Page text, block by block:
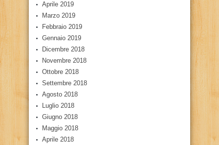
Aprile 2019
Marzo 2019
Febbraio 2019
Gennaio 2019
Dicembre 2018
Novembre 2018
Ottobre 2018
Settembre 2018
Agosto 2018
Luglio 2018
Giugno 2018
Maggio 2018
Aprile 2018